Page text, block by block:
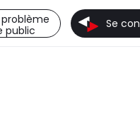
public
Se